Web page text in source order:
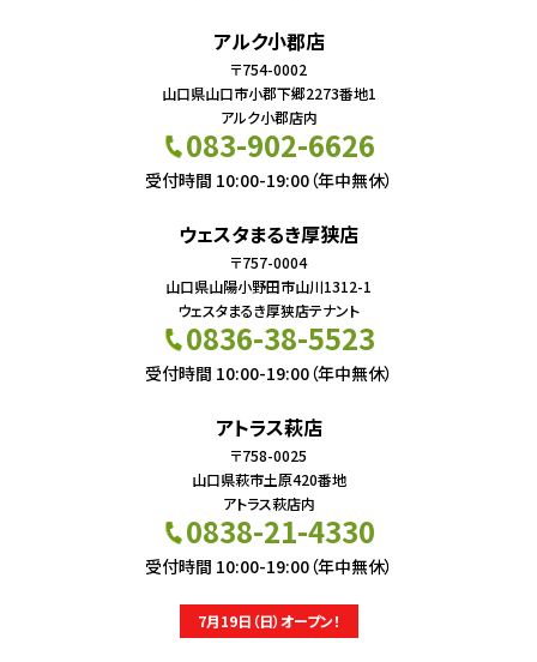
アルク小郡店
〒754-0002
山口県山口市小郡下郷2273番地1
アルク小郡店内
083-902-6626
受付時間 10:00-19:00（年中無休）
ウェスタまるき厚狭店
〒757-0004
山口県山陽小野田市山川1312-1
ウェスタまるき厚狭店テナント
0836-38-5523
受付時間 10:00-19:00（年中無休）
アトラス萩店
〒758-0025
山口県萩市土原420番地
アトラス萩店内
0838-21-4330
受付時間 10:00-19:00（年中無休）
7月19日（日）オープン！